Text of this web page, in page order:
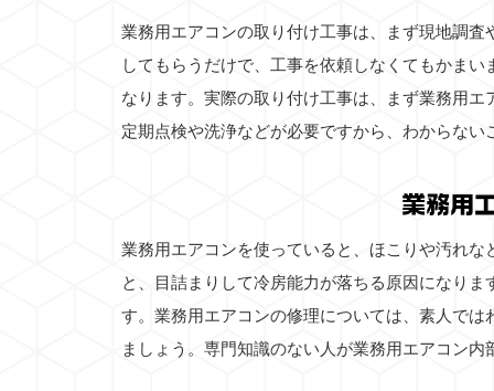
業務用エアコンの取り付け工事は、まず現地調
してもらうだけで、工事を依頼しなくてもかま
なります。実際の取り付け工事は、まず業務用
定期点検や洗浄などが必要ですから、わからな
業務用
業務用エアコンを使っていると、ほこりや汚れ
と、目詰まりして冷房能力が落ちる原因になり
す。業務用エアコンの修理については、素人で
ましょう。専門知識のない人が業務用エアコン